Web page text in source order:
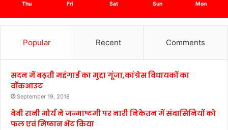
Thu Fri Sat Sun Mon
Popular Recent Comments
सदन में बढ़ती महंगाई का मुद्दा गूंजा,कांग्रेस विधायकों का
वॉकआउट
September 19, 2018
बेबी रानी मौर्य ने जन्माष्टमी पर नारी निकेतन में संवासिनियों को
फल एवं मिष्ठान भेंट किया